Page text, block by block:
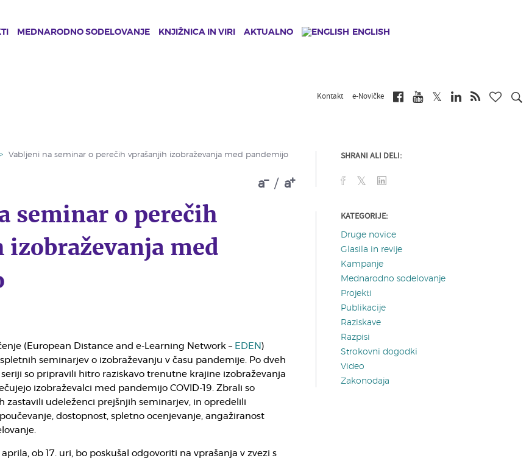
MEDNARODNO SODELOVANJE KNJIŽNICA IN VIRI AKTUALNO ENGLISH
Kontakt e-Novičke
> Vabljeni na seminar o perečih vprašanjih izobraževanja med pandemijo
a / a
seminar o perečih
med
(European Distance and e-Learning Network – EDEN )
seminarjev o izobraževanju v času pandemije. Po dveh
so pripravili hitro raziskavo trenutne krajine izobraževanja
izobraževalci med pandemijo COVID-19. Zbrali so
zastavili udeleženci prejšnjih seminarjev, in opredelili
dostopnost, spletno ocenjevanje, angažiranost
ob 17. uri, bo poskušal odgovoriti na vprašanja v zvezi s
SHRANI ALI DELI:
KATEGORIJE:
Druge novice
Glasila in revije
Kampanje
Mednarodno sodelovanje
Projekti
Publikacije
Raziskave
Razpisi
Strokovni dogodki
Video
Zakonodaja